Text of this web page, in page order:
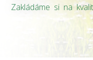
Zakládáme si na